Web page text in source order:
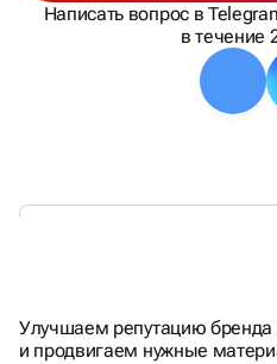
Написать вопрос в
в течение
ДОВЕРИЕ
Улучшаем репутацию бренда
и продвигаем нужные